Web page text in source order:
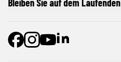
Bleiben Sie auf dem Laufenden